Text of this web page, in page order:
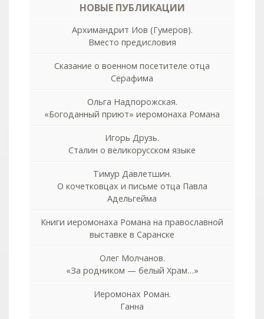
НОВЫЕ ПУБЛИКАЦИИ
Архимандрит Иов (Гумеров).
Вместо предисловия
Сказание о военном посетителе отца
Серафима
Ольга Надпорожская.
«Богоданный приют» иеромонаха Романа
Игорь Друзь.
Сталин о великорусском языке
Тимур Давлетшин.
О кочетковцах и письме отца Павла
Адельгейма
Книги иеромонаха Романа на православной
выставке в Саранске
Олег Молчанов.
«За родником — белый Храм…»
Иеромонах Роман.
Ганна